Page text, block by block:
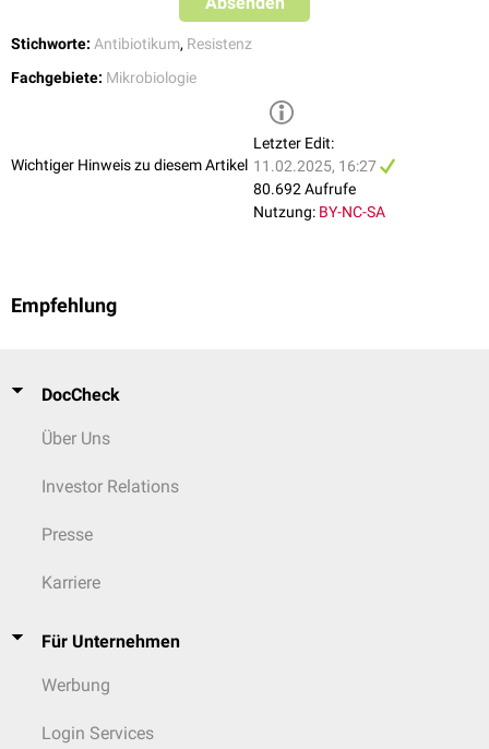
clinical breakpoints
herausgegeben und dienen als Interpretationshilfe.
Stichworte: Antibiotikum, Resistenz
Fachgebiete: Mikrobiologie
Wichtiger Hinweis zu diesem Artikel
Letzter Edit:
11.02.2025, 16:27
80.692 Aufrufe
Nutzung: BY-NC-SA
Empfehlung
DocCheck
Über Uns
Investor Relations
Presse
Karriere
Für Unternehmen
Werbung
Login Services